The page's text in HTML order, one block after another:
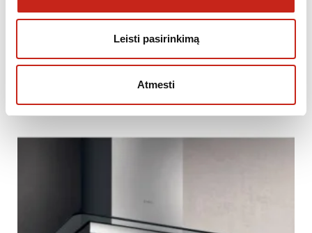
Leisti pasirinkimą
Atmesti